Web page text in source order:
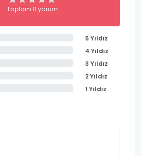
Toplam 0 yorum
5 Yıldız
4 Yıldız
3 Yıldız
2 Yıldız
1 Yıldız